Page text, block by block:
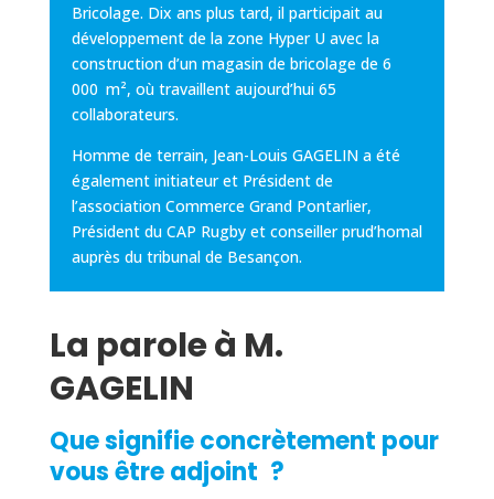
Bricolage. Dix ans plus tard, il participait au
développement de la zone Hyper U avec la
construction d’un magasin de bricolage de 6
000 m², où travaillent aujourd’hui 65
collaborateurs.
Homme de terrain, Jean-Louis GAGELIN a été
également initiateur et Président de
l’association Commerce Grand Pontarlier,
Président du CAP Rugby et conseiller prud’homal
auprès du tribunal de Besançon.
La parole à M.
GAGELIN
Que signifie concrètement pour
vous être adjoint ?